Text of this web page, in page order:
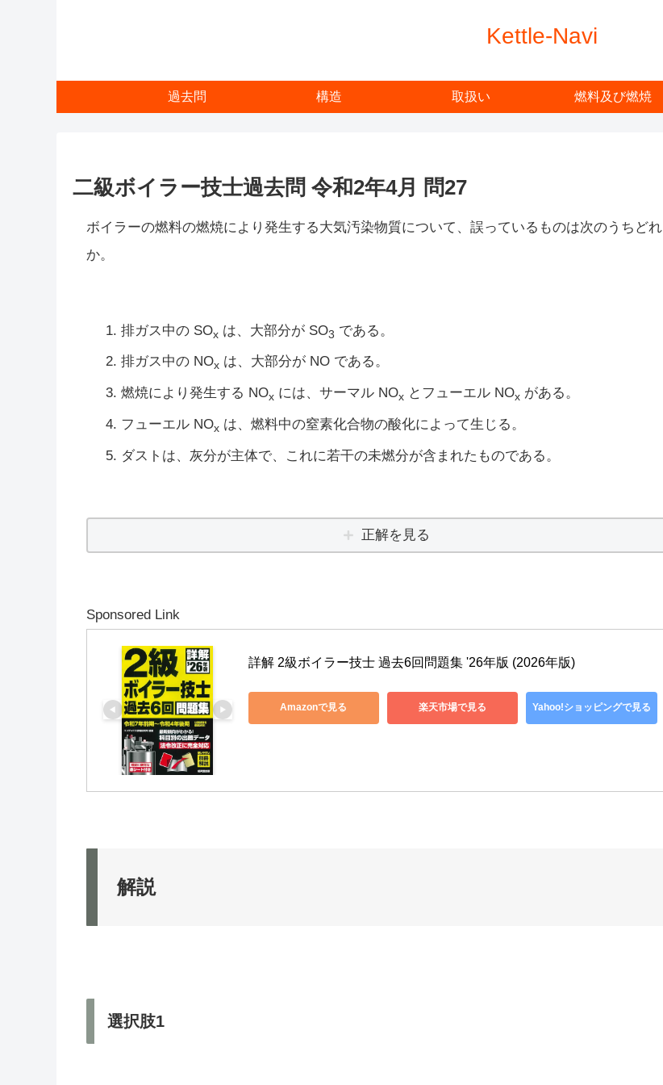
Kettle-Navi
過去問 構造 取扱い 燃料及び燃焼
二級ボイラー技士過去問 令和2年4月 問27
ボイラーの燃料の燃焼により発生する大気汚染物質について、誤っているものは次のうちどれ
か。
排ガス中の SOxは、大部分が SO3 である。
排ガス中の NOxは、大部分が NO である。
燃焼により発生する NOxには、サーマル NOxとフューエル NOxがある。
フューエル NOxは、燃料中の窒素化合物の酸化によって生じる。
ダストは、灰分が主体で、これに若干の未燃分が含まれたものである。
正解を見る
Sponsored Link
詳解 2級ボイラー技士 過去6回問題集 '26年版 (2026年版)
Amazonで見る 楽天市場で見る Yahoo!ショッピングで見る
解説
選択肢1